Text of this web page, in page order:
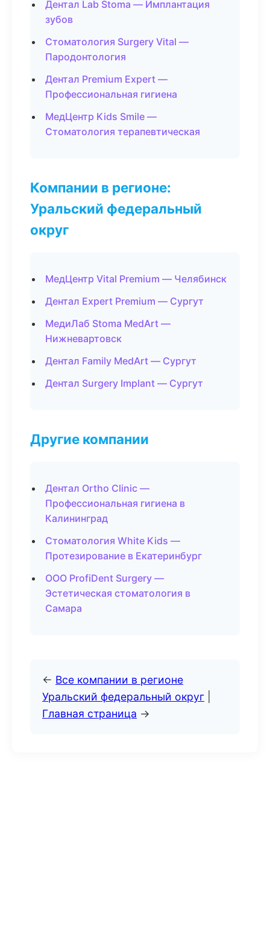
Дентал Lab Stoma — Имплантация
зубов
Стоматология Surgery Vital —
Пародонтология
Дентал Premium Expert —
Профессиональная гигиена
МедЦентр Kids Smile —
Стоматология терапевтическая
Компании в регионе:
Уральский федеральный
округ
МедЦентр Vital Premium — Челябинск
Дентал Expert Premium — Сургут
МедиЛаб Stoma MedArt —
Нижневартовск
Дентал Family MedArt — Сургут
Дентал Surgery Implant — Сургут
Другие компании
Дентал Ortho Clinic —
Профессиональная гигиена в
Калининград
Стоматология White Kids —
Протезирование в Екатеринбург
ООО ProfiDent Surgery —
Эстетическая стоматология в
Самара
← Все компании в регионе
Уральский федеральный округ
Главная страница →